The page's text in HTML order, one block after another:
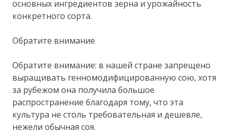
основных ингредиентов зерна и урожайность
конкретного сорта.
Обратите внимание
Обратите внимание: в нашей стране запрещено
выращивать генномодифицированную сою, хотя
за рубежом она получила большое
распространение благодаря тому, что эта
культура не столь требовательная и дешевле,
нежели обычная соя.